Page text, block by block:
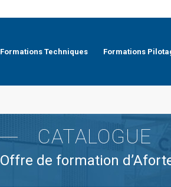
Formations Techniques Formations
CATALOGUE
Offre de formation